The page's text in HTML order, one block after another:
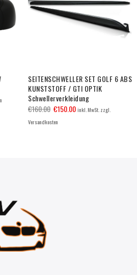
SEITENSCHWELLER SET GOLF 6 ABS
KUNSTSTOFF / GTI OPTIK
Schwellerverkleidung
€160.00 €150.00inkl. MwSt. zzgl.
Versandkosten